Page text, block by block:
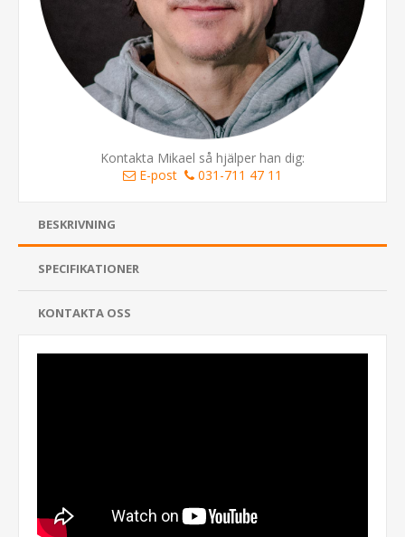
Kontakta Mikael så hjälper han dig:
E-post
031-711 47 11
BESKRIVNING
SPECIFIKATIONER
KONTAKTA OSS